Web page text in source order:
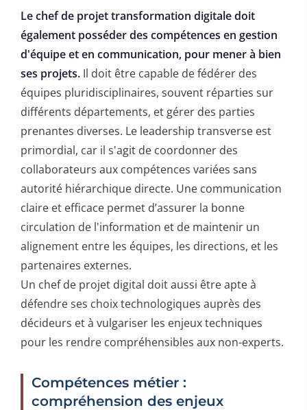
Le chef de projet transformation digitale doit
également posséder des compétences en gestion
d'équipe et en communication, pour mener à bien
ses projets. Il doit être capable de fédérer des
équipes pluridisciplinaires, souvent réparties sur
différents départements, et gérer des parties
prenantes diverses. Le leadership transverse est
primordial, car il s'agit de coordonner des
collaborateurs aux compétences variées sans
autorité hiérarchique directe. Une communication
claire et efficace permet d’assurer la bonne
circulation de l'information et de maintenir un
alignement entre les équipes, les directions, et les
partenaires externes.
Un chef de projet digital doit aussi être apte à
défendre ses choix technologiques auprès des
décideurs et à vulgariser les enjeux techniques
pour les rendre compréhensibles aux non-experts.
Compétences métier :
compréhension des enjeux